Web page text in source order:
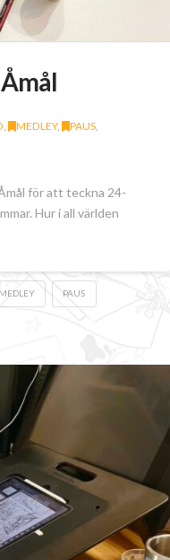
, MEDLEY, PAUS
för att teckna 24-
Hur i all världen
MEDLEY PAUS